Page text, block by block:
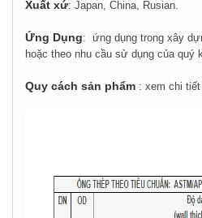
Xuất xứ: Japan, China, Rusian.
Ứng Dụng: ứng dụng trong xây
hoặc theo nhu cầu sử dụng của quý
Quy cách sản phẩm : xem chi tiết